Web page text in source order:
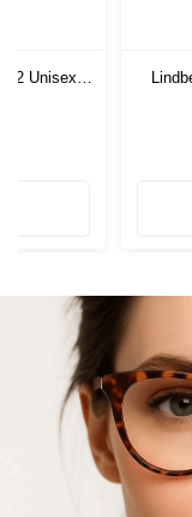
52 Unisex